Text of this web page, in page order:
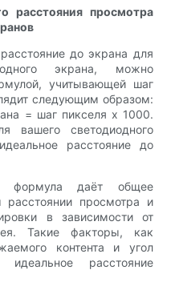
расстояния просмотра
до экрана для
экрана, можно
учитывающей шаг
следующим образом:
= шаг пикселя x 1000.
вашего светодиодного
расстояние до
формула даёт общее
расстоянии просмотра и
в зависимости от
Такие факторы, как
контента и угол
расстояние